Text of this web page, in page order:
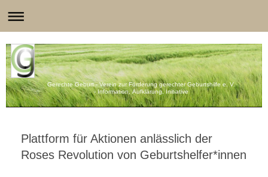
Gerechte Geburt - Verein zur Förderung gerechter Geburtshilfe e. V.
- Information, Aufklärung, Initiative
Plattform für Aktionen anlässlich der
Roses Revolution von Geburtshelfer*innen